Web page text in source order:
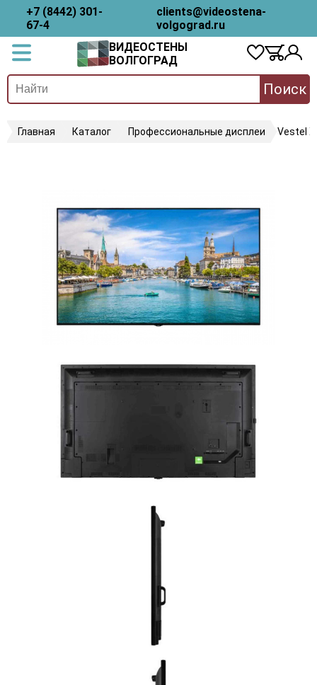
+7 (8442) 301-
67-4
clients@videostena-
volgograd.ru
ВИДЕОСТЕНЫ
ВОЛГОГРАД
Поиск
Главная Каталог Профессиональные дисплеи Vestel